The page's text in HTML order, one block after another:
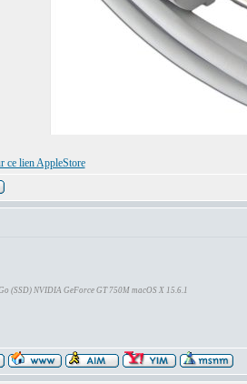
ce lien AppleStore
(SSD) NVIDIA GeForce GT 750M macOS X 15.6.1